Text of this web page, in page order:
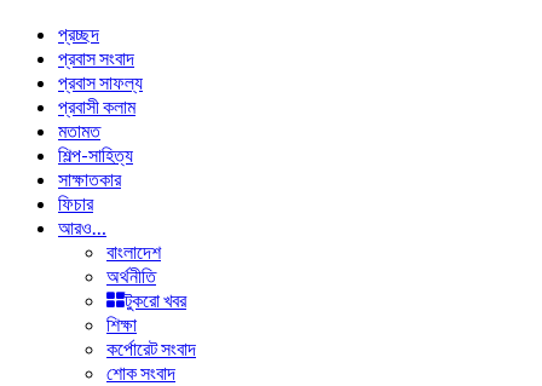
প্রচ্ছদ
প্রবাস সংবাদ
প্রবাস সাফল্য
প্রবাসী কলাম
মতামত
শিল্প-সাহিত্য
সাক্ষাতকার
ফিচার
আরও…
বাংলাদেশ
অর্থনীতি
টুকরো খবর
শিক্ষা
কর্পোরেট সংবাদ
শোক সংবাদ